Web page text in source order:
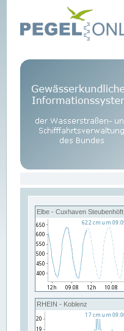
Elbe - Cuxhaven Steubenhöft
RHEIN - Koblenz